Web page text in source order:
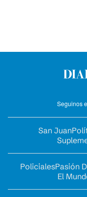
Seguinos
San Juan
PolicialesPasión
El